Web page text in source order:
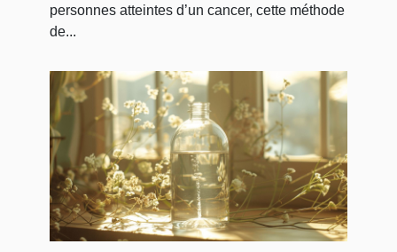
personnes atteintes d’un cancer, cette méthode
de...